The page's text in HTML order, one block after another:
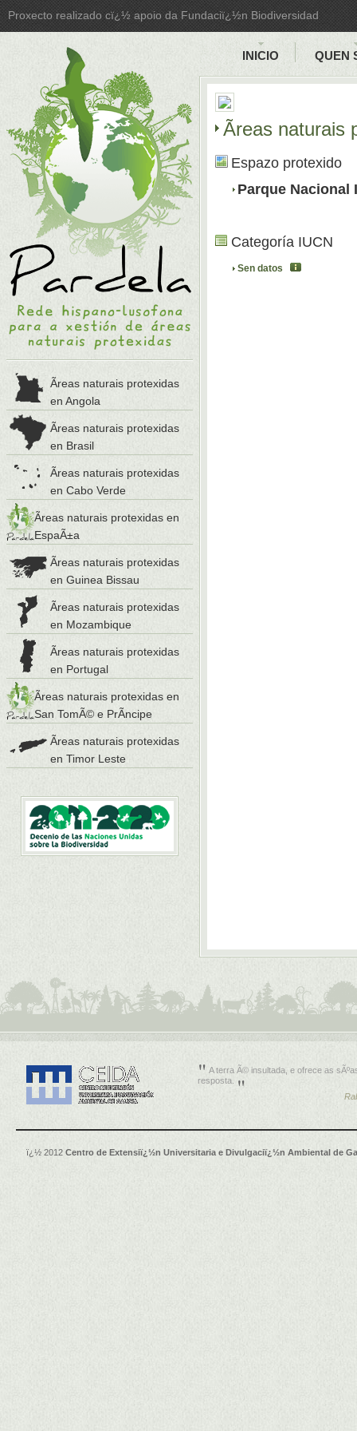
Proxecto realizado cï¿½ apoio da Fundaciï¿½n Biodiversidad
Ãreas naturais protexidas
en Angola
Ãreas naturais protexidas
en Brasil
Ãreas naturais protexidas
en Cabo Verde
Ãreas naturais protexidas en
EspaÃ±a
Ãreas naturais protexidas
en Guinea Bissau
Ãreas naturais protexidas
en Mozambique
Ãreas naturais protexidas
en Portugal
Ãreas naturais protexidas en
San TomÃ© e PrÃ­ncipe
Ãreas naturais protexidas
en Timor Leste
INICIO QUEN
Ãreas
Espazo protexido
Parque Nacional
Categoría IUCN
Sen datos
A terra Ã© insultada, e ofrece as
resposta.
ï¿½ 2012 Centro de Extensiï¿½n Universitaria e Divulgaciï¿½n Ambiental de